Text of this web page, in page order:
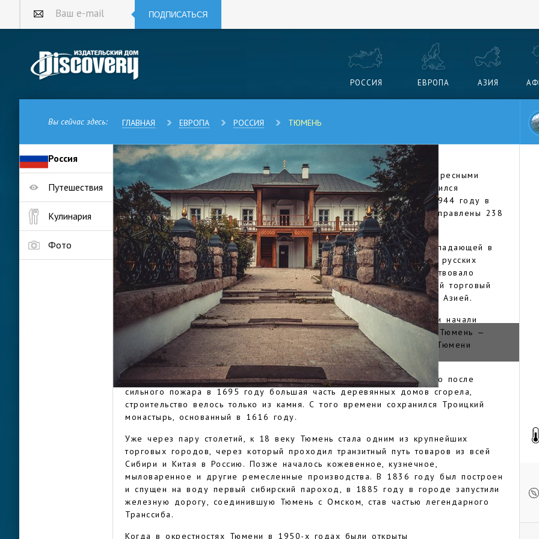
Ваш e-mail ПОДПИСАТЬСЯ
РОССИЯ ЕВРОПА АЗИЯ
Вы сейчас здесь: ГЛАВНАЯ ЕВРОПА РОССИЯ ТЮМЕНЬ
Россия
Путешествия
Кулинария
Фото
ТЮМЕНЬ
Тюмень — один из старейших городов в Сибири. Он известен интересными
фактами, связанными с Великой Отечественной войной: здесь хранился
эвакуированный из Мавзолея саркофаг с телом Ленина. Также в 1944 году в
блокадный Ленинград на борьбу с грызунами в Эрмитаже были отправлены 238
местных кошек.
Город расположен на юге Западной Сибири, берегах реки Тура, впадающей в
реку Тобол. Первые упоминания о поселениях людей появились в русских
летописях еще в начале 15 века, когда на здешних землях существовало
Тюменское ханство Чинги-Тура. В этих местах проходил караванный торговый
путь, который связывал по сибирским рекам Поволжье со Средней Азией.
Летом 1586 года по указу царя Федора Ивановича русские казаки начали
строительство Тюменского острога, с которого ведет свое начало Тюмень —
первый русский город в Сибири. В честь этого события в центре Тюмени
установлен памятный знак.
Первые сто лет здания в городе строились целиком из дерева. Но после
сильного пожара в 1695 году большая часть деревянных домов сгорела,
строительство велось только из камня. С того времени сохранился Троицкий
монастырь, основанный в 1616 году.
Уже через пару столетий, к 18 веку Тюмень стала одним из крупнейших
торговых городов, через который проходил транзитный путь товаров из всей
Сибири и Китая в Россию. Позже началось кожевенное, кузнечное,
мыловаренное и другие ремесленные производства. В 1836 году был построен
и спущен на воду первый сибирский пароход, в 1885 году в городе запустили
железную дорогу, соединившую Тюмень с Омском, став частью легендарного
Транссиба.
Когда в окрестностях Тюмени в 1950-х годах были открыты